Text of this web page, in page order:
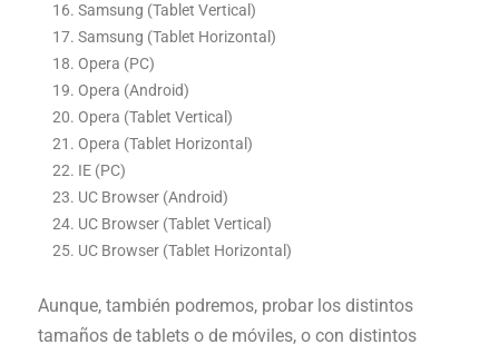
Samsung (Tablet Vertical)
Samsung (Tablet Horizontal)
Opera (PC)
Opera (Android)
Opera (Tablet Vertical)
Opera (Tablet Horizontal)
IE (PC)
UC Browser (Android)
UC Browser (Tablet Vertical)
UC Browser (Tablet Horizontal)
Aunque, también podremos, probar los distintos
tamaños de tablets o de móviles, o con distintos